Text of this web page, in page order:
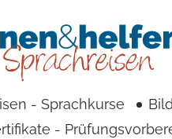
- Sprachkurse
-